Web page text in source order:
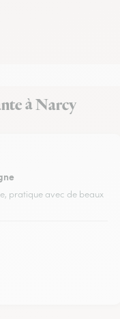
à Narcy
pratique avec de beaux